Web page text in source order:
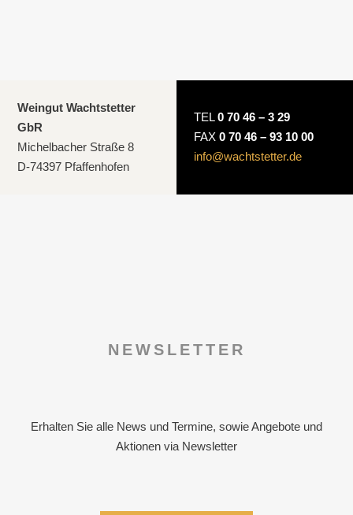
Weingut Wachtstetter
GbR
Michelbacher Straße 8
D-74397 Pfaffenhofen
TEL0 70 46 – 3 29
FAX0 70 46 – 93 10 00
info@wachtstetter.de
NEWSLETTER
Erhalten Sie alle News und Termine, sowie Angebote und
Aktionen via Newsletter